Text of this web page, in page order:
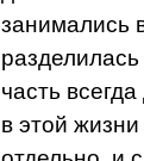
занимались
часть
в этой